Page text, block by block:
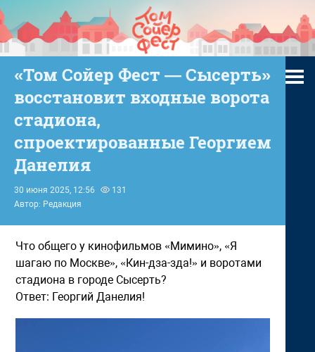
«Том Сойер Фест — Сысерть»
восстановит входные ворота
стадиона,
спроектированные Георгием
Данелия
30 июня 2025, 12:56
131
Автор: Редакция
Что общего у кинофильмов «Мимино», «Я
шагаю по Москве», «Кин-дза-зда!» и воротами
стадиона в городе Сысерть?
Ответ: Георгий Данелия!